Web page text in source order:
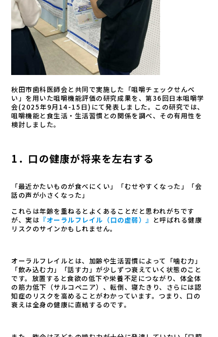
秋田市歯科医師会と共同で実施した「咀嚼チェックせんべ
い」を用いた咀嚼機能評価の研究成果を、第36回日本咀嚼学
会(2025年9月14-15日)にて発表しました。この研究では、
咀嚼機能と食生活・生活習慣との関係を調べ、その有用性を
検討しました。
1．口の健康が将来を左右する
「最近かたいものが食べにくい」「むせやすくなった」「会
話の声が小さくなった」――
これらは年齢を重ねるとよくあることだと思われがちです
が、実は 『オーラルフレイル（口の虚弱）』 と呼ばれる健康
リスクのサインかもしれません。
オーラルフレイルとは、加齢や生活習慣によって「噛む力」
「飲み込む力」「話す力」が少しずつ衰えていく状態のこと
です。放置すると食欲の低下や栄養不足につながり、体全体
の筋力低下（サルコペニア）、転倒、寝たきり、さらには認
知症のリスクを高めることがわかっています。つまり、口の
衰えは全身の健康に直結するのです。